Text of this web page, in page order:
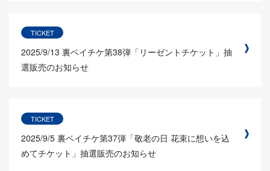
TICKET
2025/9/13 裏ベイチケ第38弾「リーゼントチケット」抽
選販売のお知らせ
TICKET
2025/9/5 裏ベイチケ第37弾「敬老の日 花束に想いを込
めてチケット」抽選販売のお知らせ